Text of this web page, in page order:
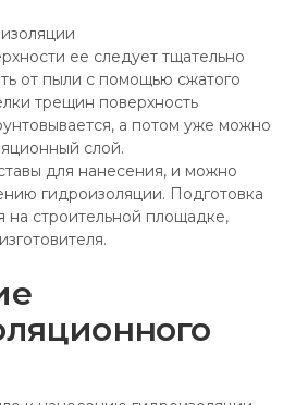
ее следует тщательно
от пыли с помощью сжатого
трещин поверхность
а потом уже можно
слой.
для нанесения, и можно
гидроизоляции. Подготовка
на строительной площадке,